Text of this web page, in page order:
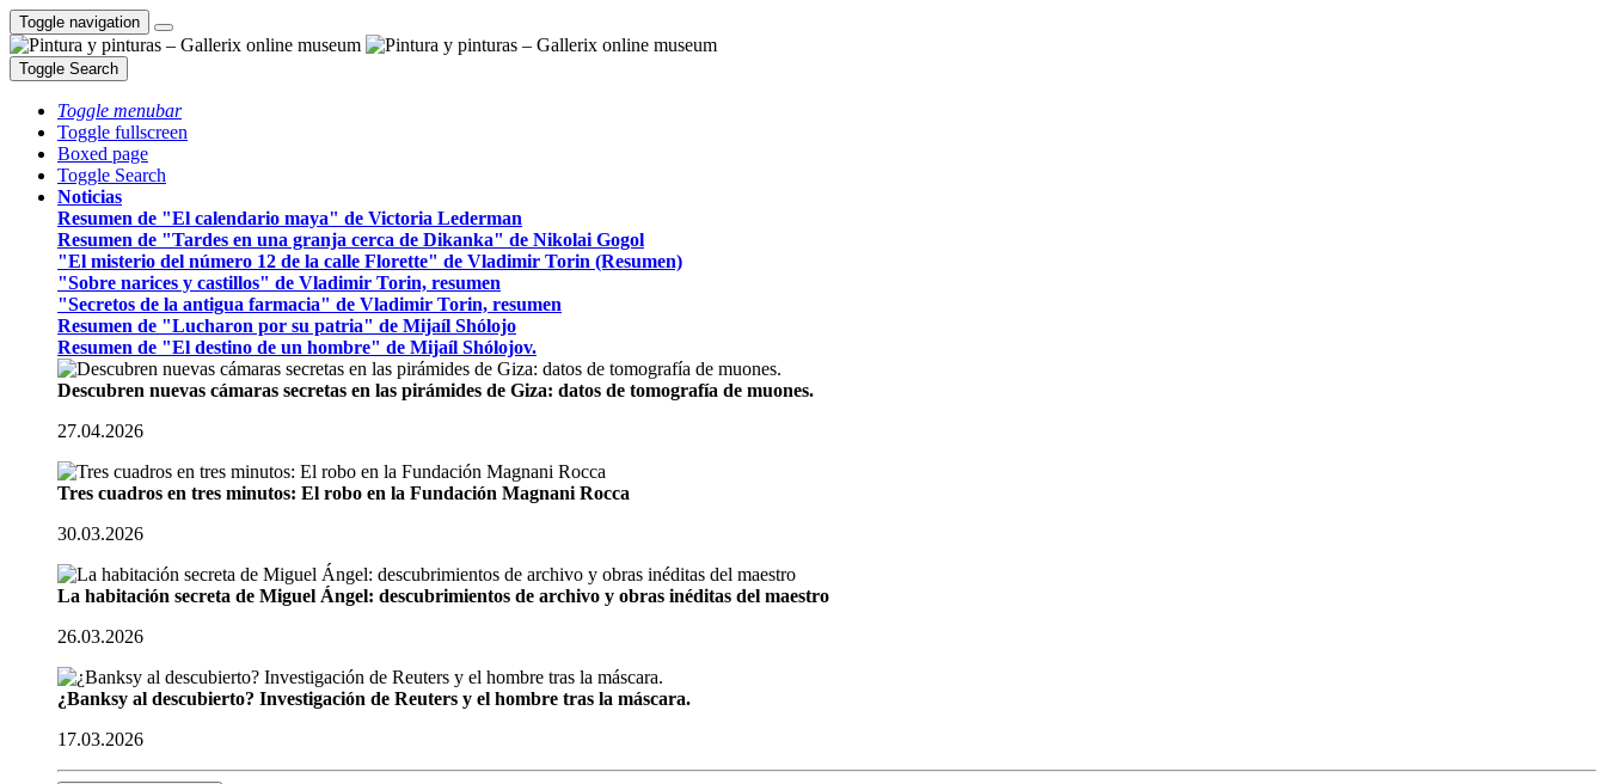
Toggle navigation
Toggle Search
Toggle menubar
Toggle fullscreen
Boxed page
Toggle Search
Noticias
Resumen de "El calendario maya" de Victoria Lederman
Resumen de "Tardes en una granja cerca de Dikanka" de Nikolai Gogol
"El misterio del número 12 de la calle Florette" de Vladimir Torin (Resumen)
"Sobre narices y castillos" de Vladimir Torin, resumen
"Secretos de la antigua farmacia" de Vladimir Torin, resumen
Resumen de "Lucharon por su patria" de Mijaíl Shólojo
Resumen de "El destino de un hombre" de Mijaíl Shólojov.
Descubren nuevas cámaras secretas en las pirámides de Giza: datos de tomografía de muones.
27.04.2026
Tres cuadros en tres minutos: El robo en la Fundación Magnani Rocca
30.03.2026
La habitación secreta de Miguel Ángel: descubrimientos de archivo y obras inéditas del maestro
26.03.2026
¿Banksy al descubierto? Investigación de Reuters y el hombre tras la máscara.
17.03.2026